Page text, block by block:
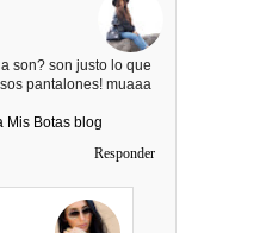
son? son justo lo que
pantalones! muaaa
Mis Botas blog
Responder